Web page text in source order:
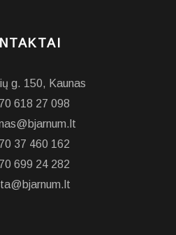
g. 150, Kaunas
618 27 098
37 460 162
699 24 282